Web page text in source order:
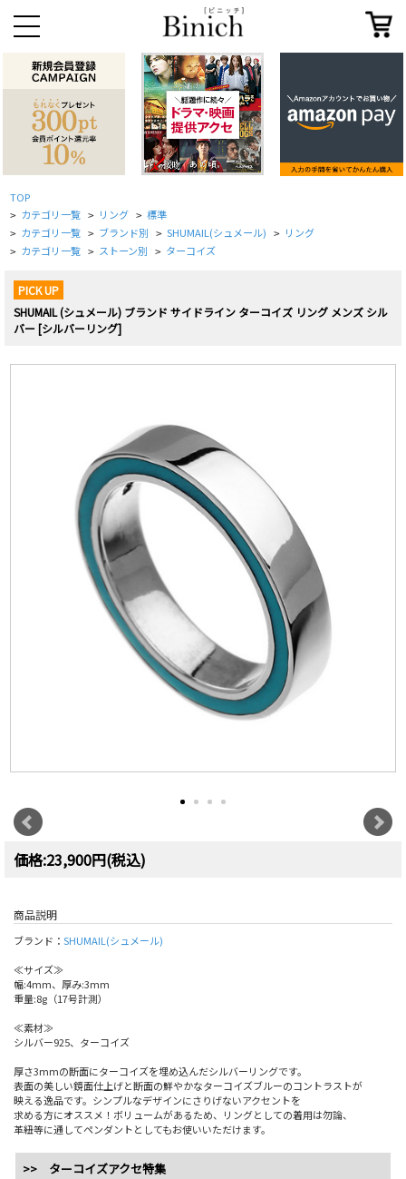
TOP
> カテゴリ一覧 > リング > 標準
> カテゴリ一覧 > ブランド別 > SHUMAIL(シュメール) > リング
> カテゴリ一覧 > ストーン別 > ターコイズ
PICK UP
SHUMAIL (シュメール) ブランド サイドライン ターコイズ リング メンズ シル
バー [シルバーリング]
価格:23,900円(税込)
商品説明
ブランド： SHUMAIL(シュメール)
≪サイズ≫
幅:4mm、厚み:3mm
重量:8g（17号計測）
≪素材≫
シルバー925、ターコイズ
厚さ3mmの断面にターコイズを埋め込んだシルバーリングです。
表面の美しい鏡面仕上げと断面の鮮やかなターコイズブルーのコントラストが
映える逸品です。シンプルなデザインにさりげないアクセントを
求める方にオススメ！ボリュームがあるため、リングとしての着用は勿論、
革紐等に通してペンダントとしてもお使いいただけます。
>> ターコイズアクセ特集